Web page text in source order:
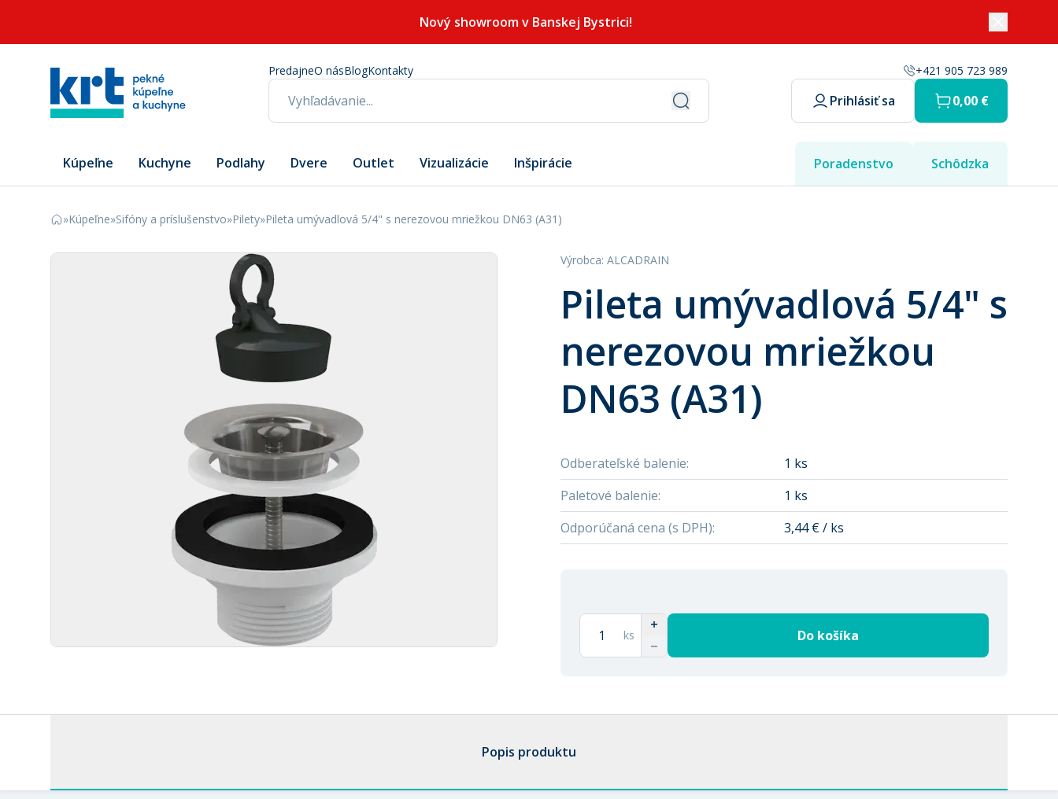
Nový showroom v Banskej Bystrici!
PredajneO násBlogKontakty +421 905 723 989
Prihlásiť sa 0,00 €
Kúpeľne Kuchyne Podlahy Dvere Outlet Vizualizácie Inšpirácie Poradenstvo Schôdzka
»Kúpeľne»Sifóny a príslušenstvo»Pilety»Pileta umývadlová 5/4" s nerezovou mriežkou DN63 (A31)
Výrobca: ALCADRAIN
Pileta umývadlová 5/4" s
nerezovou mriežkou
DN63 (A31)
Odberateľské balenie:
1 ks
Paletové balenie:
1 ks
Odporúčaná cena (s DPH): 3,44 € / ks
ks Do košíka
Popis produktu